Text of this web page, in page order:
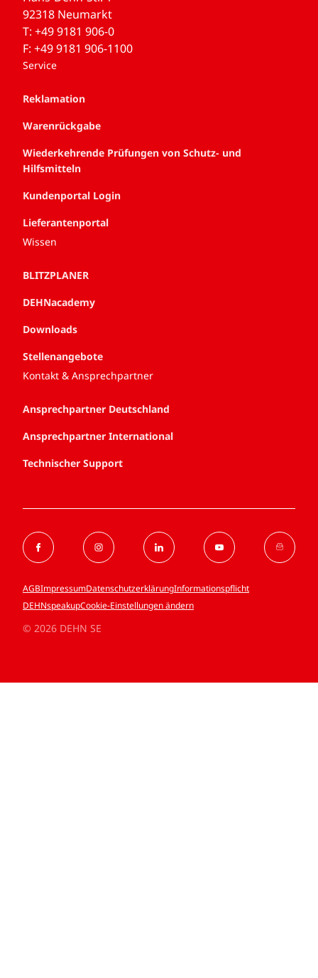
92318 Neumarkt
T: +49 9181 906-0
F: +49 9181 906-1100
Service
Reklamation
Warenrückgabe
Wiederkehrende Prüfungen von Schutz- und
Hilfsmitteln
Kundenportal Login
Lieferantenportal
Wissen
BLITZPLANER
DEHNacademy
Downloads
Stellenangebote
Kontakt & Ansprechpartner
Ansprechpartner Deutschland
Ansprechpartner International
Technischer Support
AGBImpressumDatenschutzerklärungInformationspflicht
DEHNspeakupCookie-Einstellungen ändern
© 2026 DEHN SE